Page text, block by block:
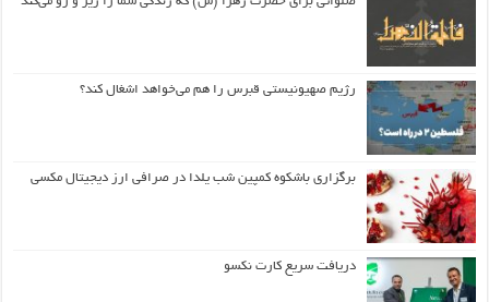
رژیم صهیونیستی قبرس را هم می‌خواهد اشغال کند؟
برگزاری باشکوه کمپین شب یلدا در صرافی ارز دیجیتال مکسی
دریافت سریع کارت نکسو